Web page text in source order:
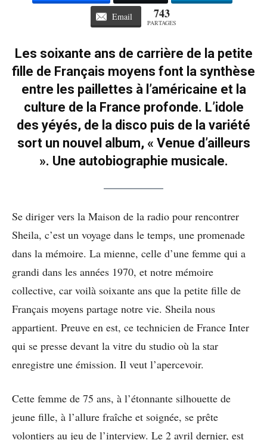
Email 743
PARTAGES
Les soixante ans de carrière de la petite
fille de Français moyens font la synthèse
entre les paillettes à l’américaine et la
culture de la France profonde. L’idole
des yéyés, de la disco puis de la variété
sort un nouvel album, « Venue d’ailleurs
». Une autobiographie musicale.
Se diriger vers la Maison de la radio pour rencontrer
Sheila, c’est un voyage dans le temps, une promenade
dans la mémoire. La mienne, celle d’une femme qui a
grandi dans les années 1970, et notre mémoire
collective, car voilà soixante ans que la petite fille de
Français moyens partage notre vie. Sheila nous
appartient. Preuve en est, ce technicien de France Inter
qui se presse devant la vitre du studio où la star
enregistre une émission. Il veut l’apercevoir.
Cette femme de 75 ans, à l’étonnante silhouette de
jeune fille, à l’allure fraîche et soignée, se prête
volontiers au jeu de l’interview. Le 2 avril dernier, est